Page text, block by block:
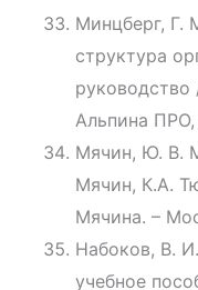
Минцберг, Г.
структура
руководство
Альпина ПРО,
Мячин, Ю. В.
Мячин, К.А.
Мячина. –
Набоков, В.
учебное